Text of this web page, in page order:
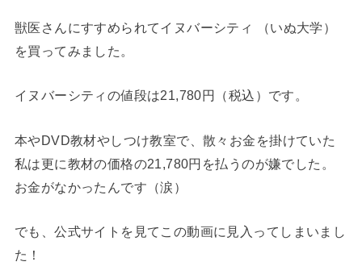
獣医さんにすすめられてイヌバーシティ （いぬ大学）
を買ってみました。
イヌバーシティの値段は21,780円（税込）です。
本やDVD教材やしつけ教室で、散々お金を掛けていた
私は更に教材の価格の21,780円を払うのが嫌でした。
お金がなかったんです（涙）
でも、公式サイトを見てこの動画に見入ってしまいまし
た！